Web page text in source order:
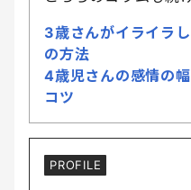
3歳さんがイライラ
の方法
4歳児さんの感情の
コツ
PROFILE